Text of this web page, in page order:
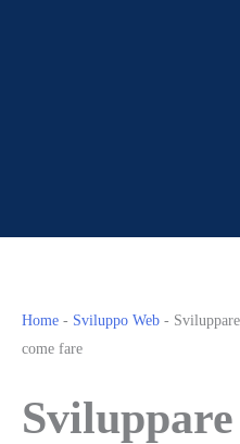
Home - Sviluppo Web -
come fare
Sviluppare